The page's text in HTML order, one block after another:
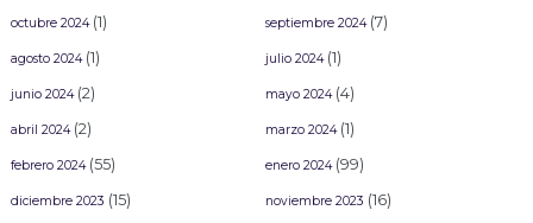
octubre 2024(1) septiembre 2024(7)
agosto 2024(1) julio 2024(1)
junio 2024(2) mayo 2024(4)
abril 2024(2) marzo 2024(1)
febrero 2024(55) enero 2024(99)
diciembre 2023 (15) noviembre 2023 (16)